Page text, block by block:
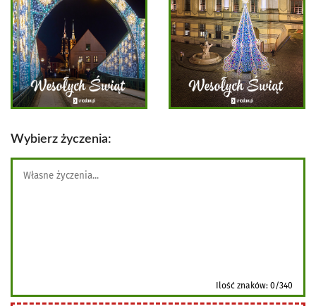
Wybierz życzenia:
Ilość znaków: 0/340